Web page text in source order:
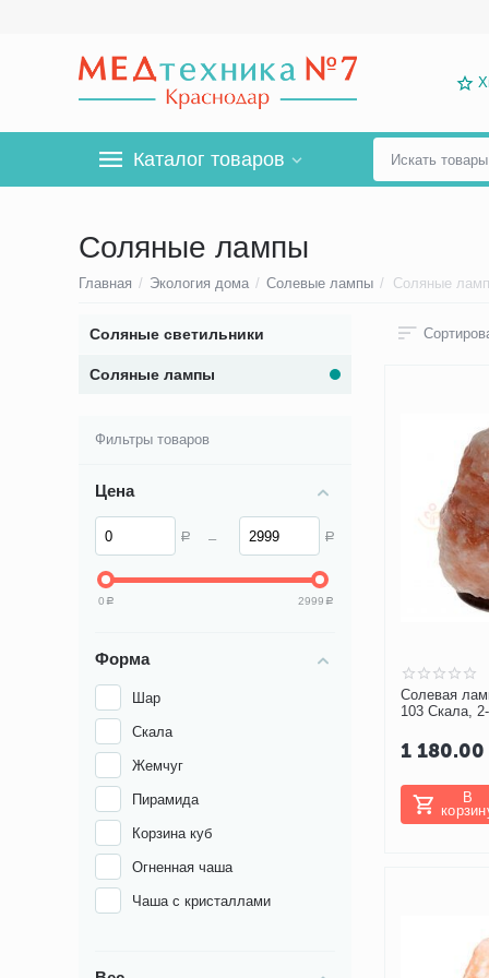
Каталог товаров
Соляные лампы
Главная / Экология дома / Солевые лампы / Соляные
Солевая
103 Скала,
1 180.00
В
Соляные светильники
Соляные лампы
Фильтры товаров
Цена
Р – Р
0 Р 2999 Р
Форма
Шар
Скала
Жемчуг
Пирамида
Корзина куб
Огненная чаша
Чаша с кристаллами